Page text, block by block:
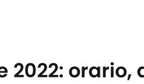
2022: